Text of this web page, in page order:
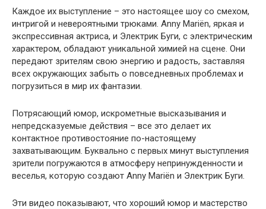
Каждое их выступление – это настоящее шоу со смехом,
интригой и невероятными трюками. Anny Mariën, яркая и
экспрессивная актриса, и Электрик Буги, с электрическим
характером, обладают уникальной химией на сцене. Они
передают зрителям свою энергию и радость, заставляя
всех окружающих забыть о повседневных проблемах и
погрузиться в мир их фантазии.
Потрясающий юмор, искрометные высказывания и
непредсказуемые действия – все это делает их
контактное противостояние по-настоящему
захватывающим. Буквально с первых минут выступления
зрители погружаются в атмосферу непринужденности и
веселья, которую создают Anny Mariën и Электрик Буги.
Эти видео показывают, что хороший юмор и мастерство